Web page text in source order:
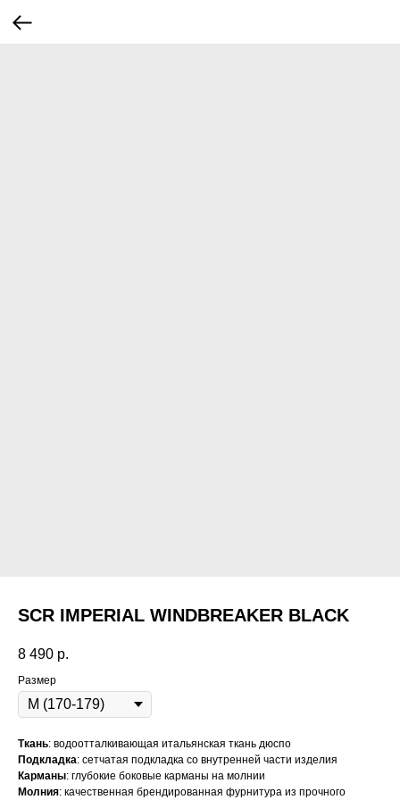
SCR IMPERIAL WINDBREAKER BLACK
8 490 р.
Размер
Ткань: водоотталкивающая итальянская ткань дюспо
Подкладка: cетчатая подкладка со внутренней части изделия
Карманы: глубокие боковые карманы на молнии
Молния: качественная брендированная фурнитура из прочного